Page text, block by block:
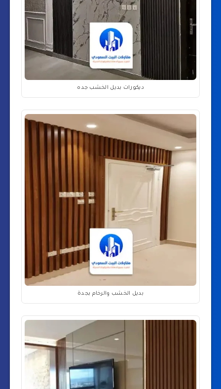
ديكورات بديل الخشب جده
بديل الخشب والرخام بجدة